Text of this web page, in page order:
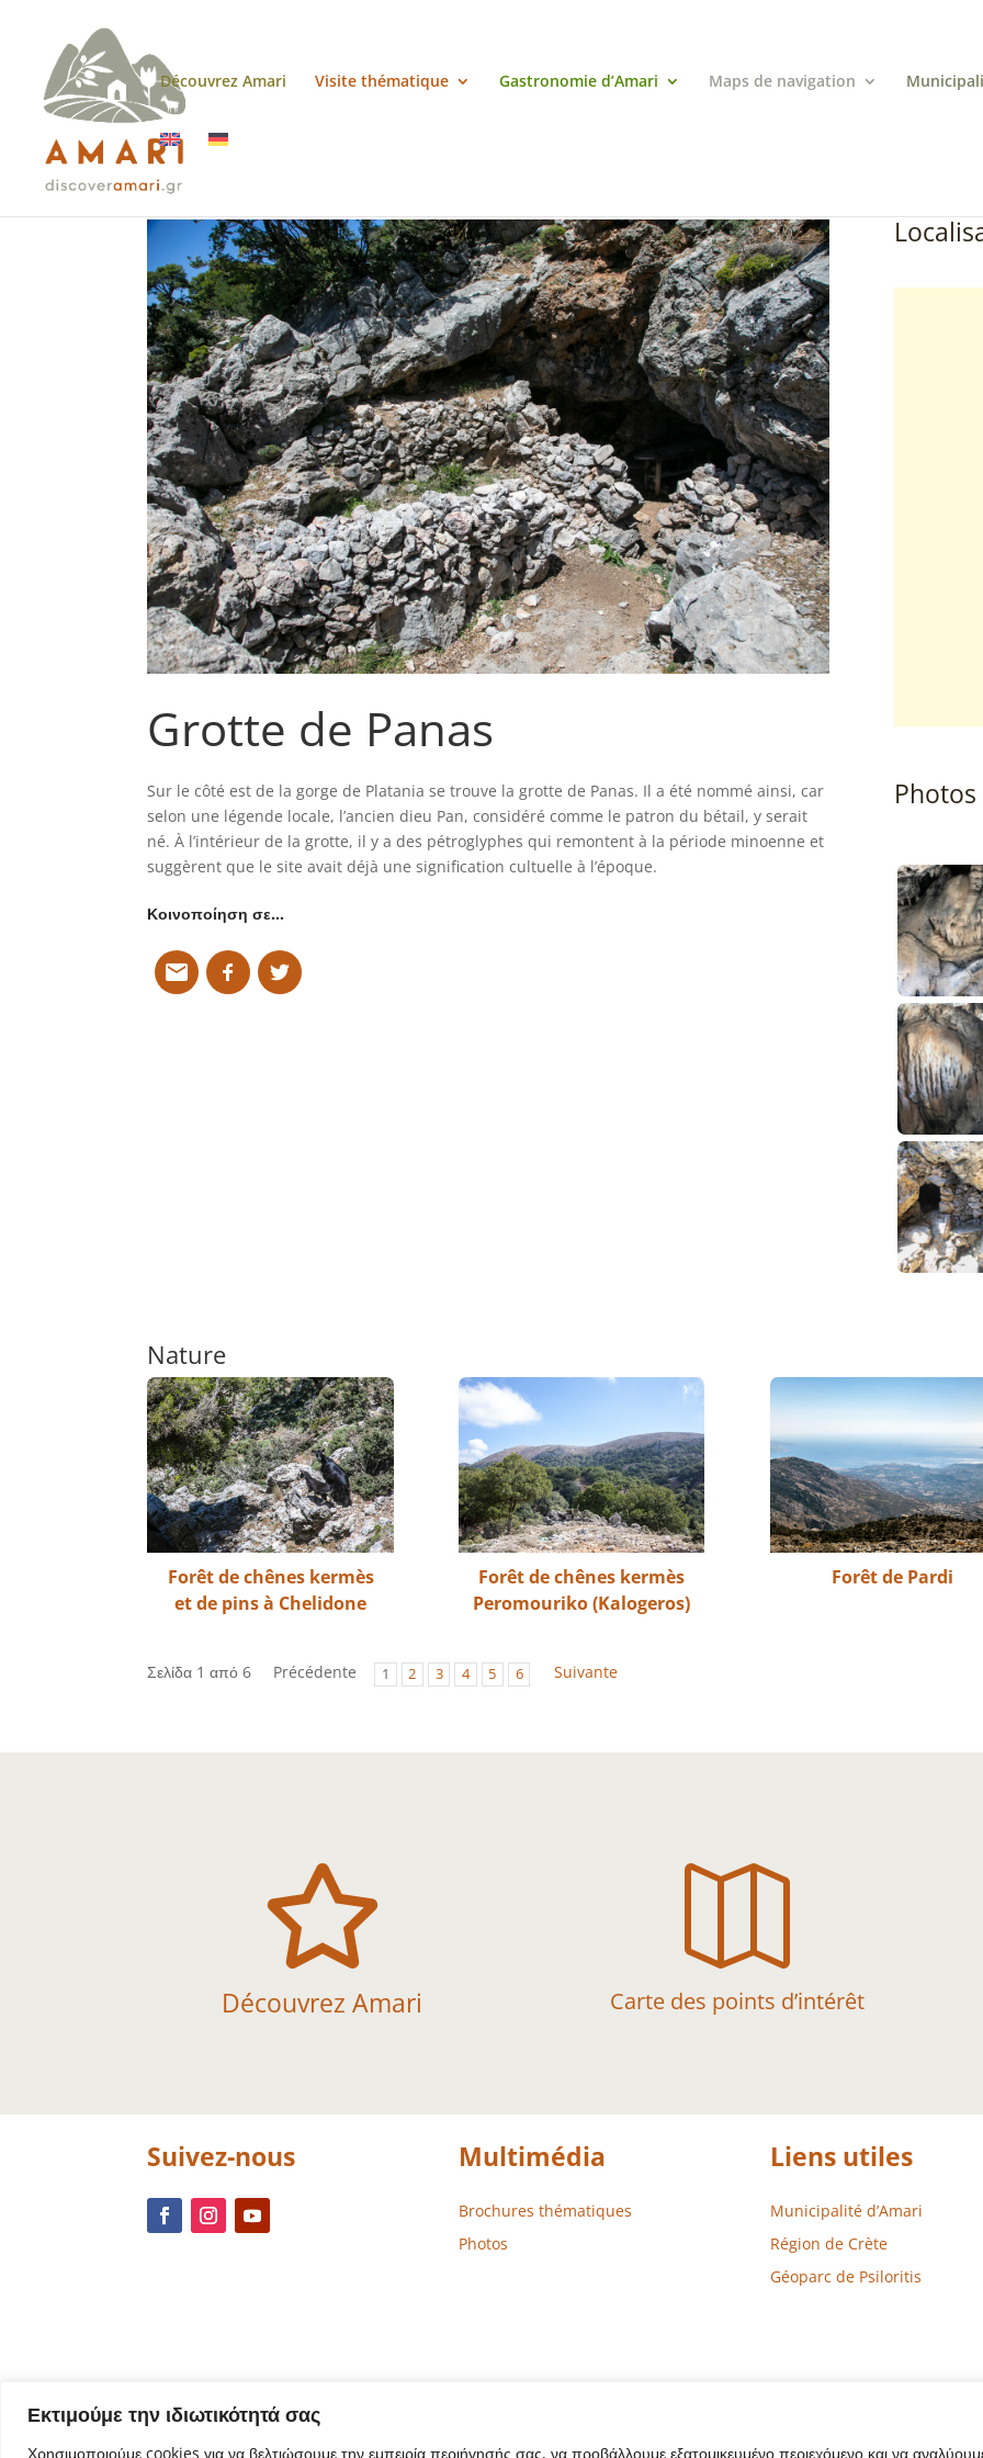
Εκτιμούμε την ιδιωτικότητά σας
Χρησιμοποιούμε cookies για να βελτιώσουμε την εμπειρία περιήγησής σας, να προβάλλουμε εξατομικευμένο περιεχόμενο και να
Découvrez Amari Visite thématique Gastronomie d’Amari Maps de navigation
Grotte de Panas
Sur le côté est de la gorge de Platania se trouve la grotte de Panas. Il a été nommé ainsi, car
selon une légende locale, l’ancien dieu Pan, considéré comme le patron du bétail, y serait
né. À l’intérieur de la grotte, il y a des pétroglyphes qui remontent à la période minoenne et
suggèrent que le site avait déjà une signification cultuelle à l’époque.
Κοινοποίηση σε…
Photos
Nature
Forêt de chênes kermès
et de pins à Chelidone
Forêt de chênes kermès
Peromouriko (Kalogeros)
Forêt de Pardi
Σελίδα 1 από 6 Précédente 1 2 3 4 5 6 Suivante

Découvrez Amari

Carte des points d’intérêt
Suivez-nous Multimédia
Brochures thématiques
Photos
Liens utiles
Municipalité d’Amari
Région de Crète
Géoparc de Psiloritis